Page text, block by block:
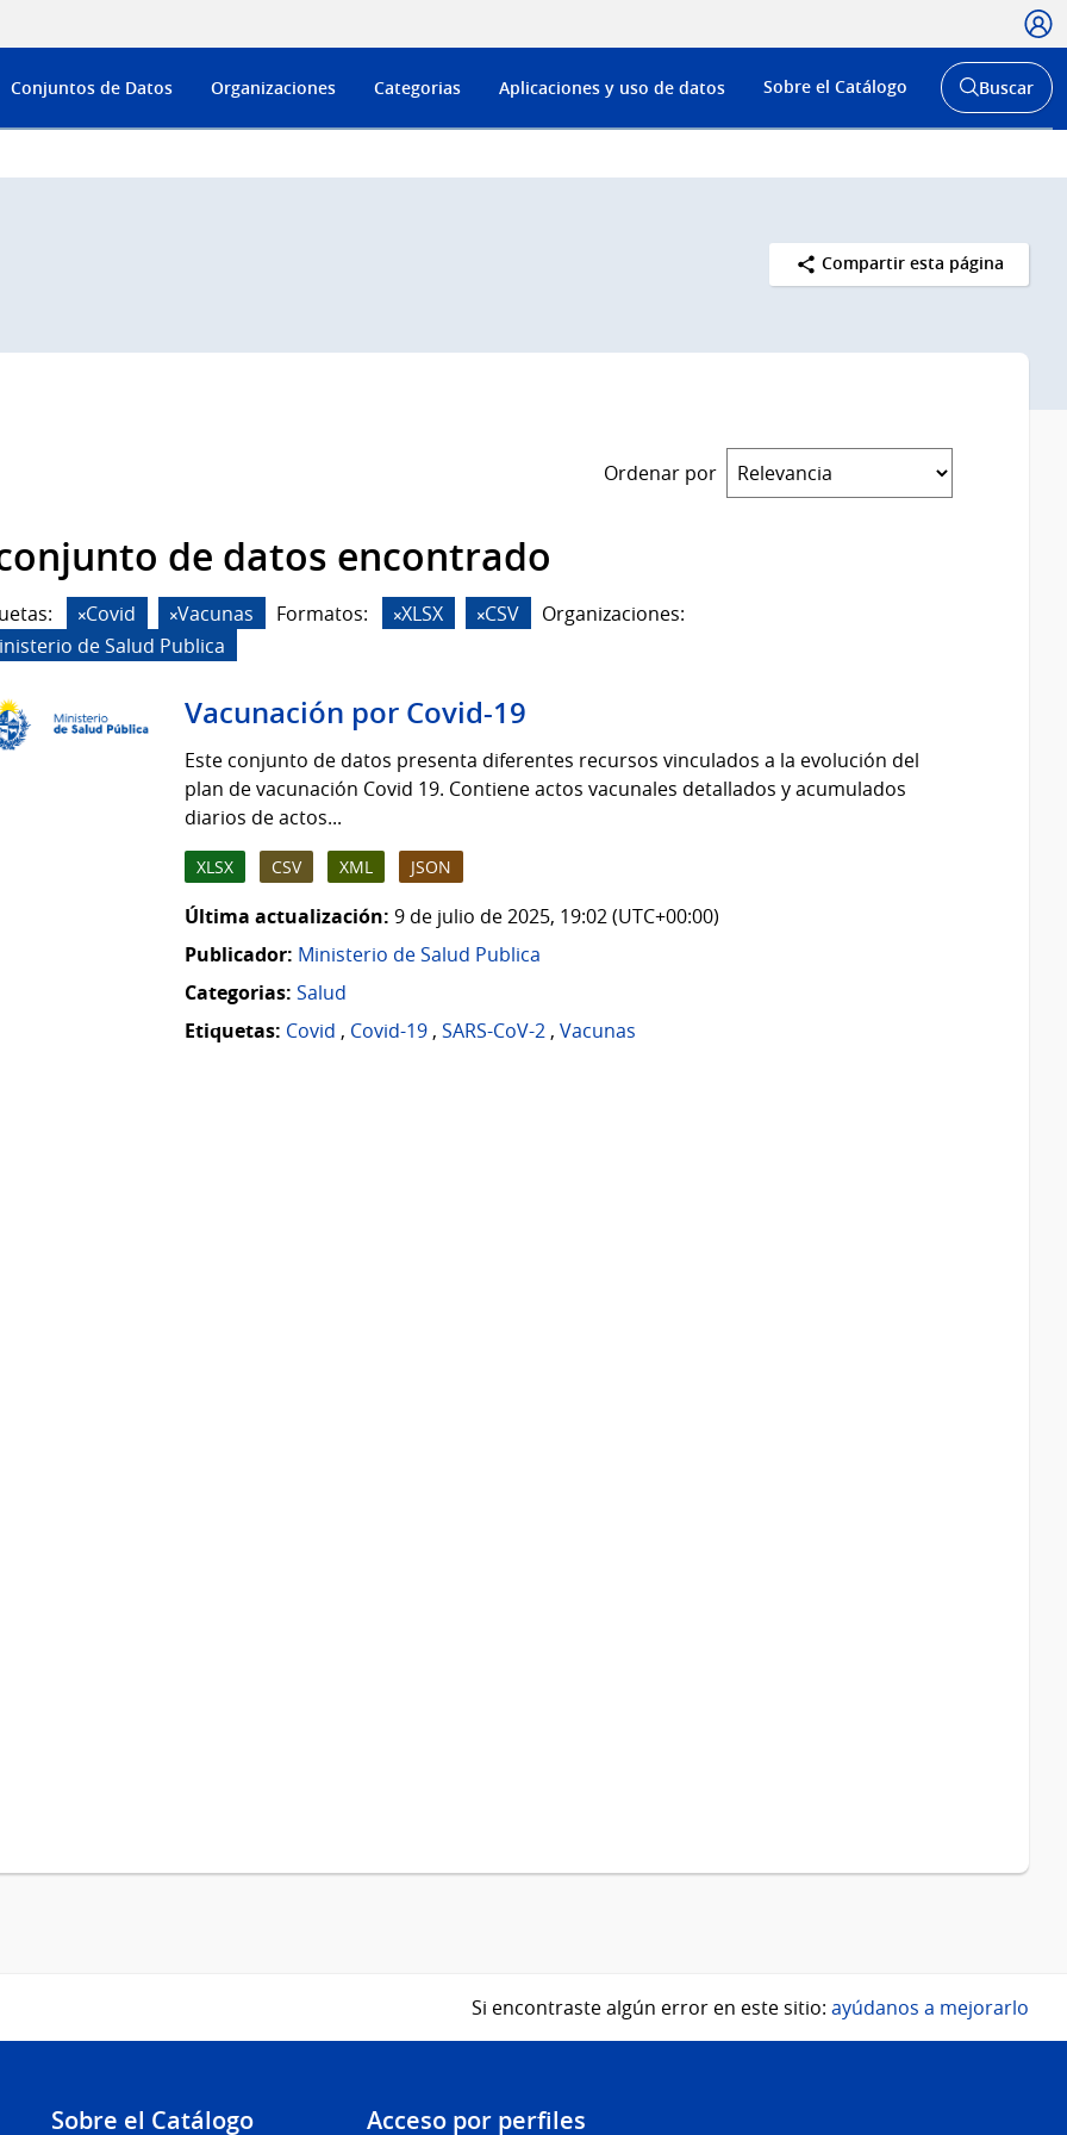
Menú
de
Conjuntos de Datos Organizaciones Categorias Aplicaciones y uso de datos Sobre el Catálogo
Abrir
buscador
Buscar
Compartir esta página
Ordenar por
de datos encontrado
Covid Vacunas Formatos: XLSX CSV
Organizaciones:
de Salud Publica
Vacunación por Covid-19
Este conjunto de datos presenta diferentes recursos vinculados a la evolución del
plan de vacunación Covid 19. Contiene actos vacunales detallados y acumulados
diarios de actos...
XLSX CSV XML JSON
Última actualización: 9 de julio de 2025, 19:02 (UTC+00:00)
Publicador: Ministerio de Salud Publica
Categorias: Salud
Etiquetas: Covid , Covid-19, SARS-CoV-2, Vacunas
Si encontraste algún error en este sitio: ayúdanos a mejorarlo
Sobre el Catálogo Acceso por perfiles